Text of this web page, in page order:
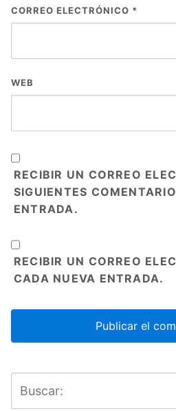
CORREO ELECTRÓNICO *
WEB
RECIBIR UN CORREO
SIGUIENTES
ENTRADA.
RECIBIR UN CORREO
CADA NUEVA ENTRADA.